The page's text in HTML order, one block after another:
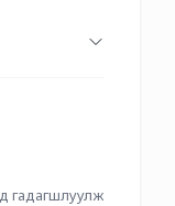
гадагшлуулж